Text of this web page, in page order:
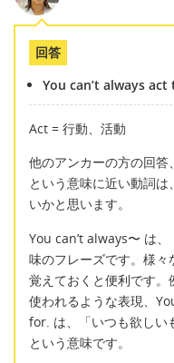
回答
You can’t always
Act = 行動、活動
他のアンカーの方の回答
という意味に近い動詞
いかと思います。
You can’t always〜 は
味のフレーズです。様々
覚えておくと便利です
使われるような表現、
for. は、「いつも欲しい
という意味です。